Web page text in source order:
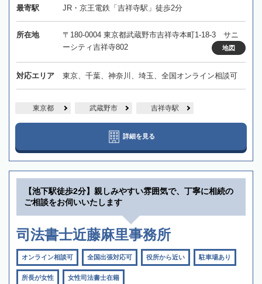
最寄駅 JR・京王電鉄「吉祥寺駅」徒歩2分
所在地
〒180-0004 東京都武蔵野市吉祥寺本町1-18-3 サニ
ーシティ吉祥寺802
地図
対応エリア 東京、千葉、神奈川、埼玉、全国オンライン相談可
東京都 武蔵野市 吉祥寺駅
詳細を見る
【池下駅徒歩2分】親しみやすい雰囲気で、丁寧に相続の
ご相談をお伺いいたします
司法書士近藤麻里事務所
オンライン相談可 全国出張対応可 役所から近い 駐車場あり
所長が女性 女性司法書士在籍